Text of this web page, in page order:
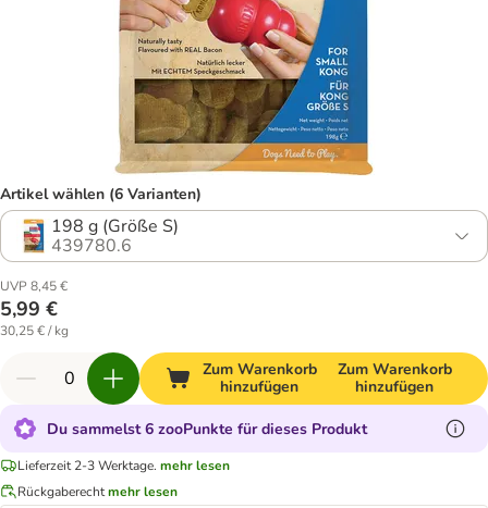
Artikel wählen (6 Varianten)
198 g (Größe S)
439780.6
UVP 8,45 €
5,99 €
30,25 € / kg
Zum Warenkorb
hinzufügen
Zum Warenkorb
hinzufügen
Du sammelst 6 zooPunkte für dieses Produkt
Lieferzeit 2-3 Werktage. mehr lesen
Rückgaberechtmehr lesen